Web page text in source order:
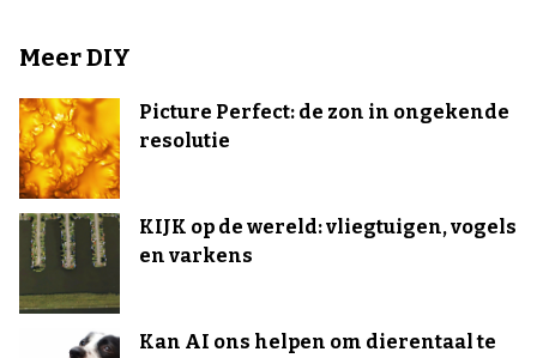
Meer DIY
Picture Perfect: de zon in ongekende
resolutie
KIJK op de wereld: vliegtuigen, vogels
en varkens
Kan AI ons helpen om dierentaal te